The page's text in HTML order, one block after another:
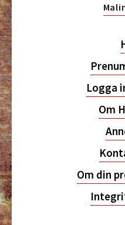
Logga
Om
Om din